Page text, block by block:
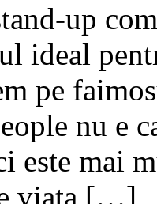
up
ideal
pe
nu e
este mai
viaţa […]